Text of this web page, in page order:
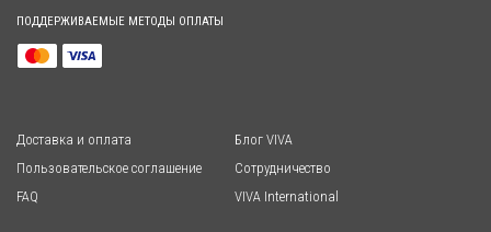
ПОДДЕРЖИВАЕМЫЕ МЕТОДЫ ОПЛАТЫ
Доставка и оплата
Пользовательское соглашение
FAQ
Блог VIVA
Сотрудничество
VIVA International